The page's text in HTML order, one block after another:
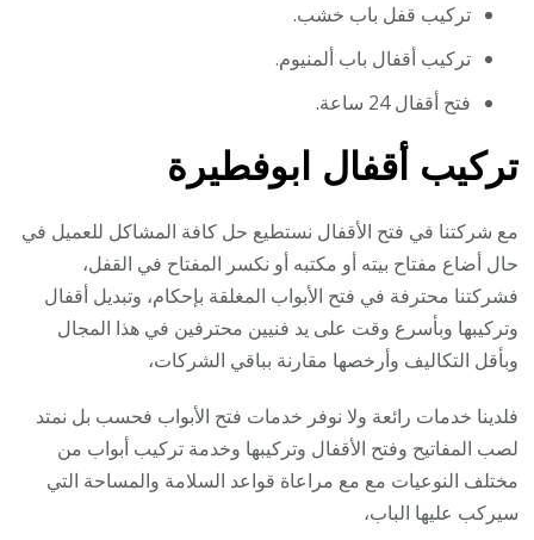
تركيب قفل باب خشب.
تركيب أقفال باب ألمنيوم.
فتح أقفال 24 ساعة.
تركيب أقفال ابوفطيرة
مع شركتنا في فتح الأقفال نستطيع حل كافة المشاكل للعميل في
حال أضاع مفتاح بيته أو مكتبه أو نكسر المفتاح في القفل،
فشركتنا محترفة في فتح الأبواب المغلقة بإحكام، وتبديل أقفال
وتركيبها وبأسرع وقت على يد فنيين محترفين في هذا المجال
وبأقل التكاليف وأرخصها مقارنة بباقي الشركات،
فلدينا خدمات رائعة ولا نوفر خدمات فتح الأبواب فحسب بل نمتد
لصب المفاتيح وفتح الأقفال وتركيبها وخدمة تركيب أبواب من
مختلف النوعيات مع مع مراعاة قواعد السلامة والمساحة التي
سيركب عليها الباب،